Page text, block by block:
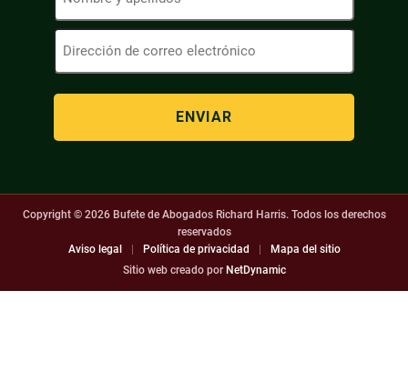
apellidos
de
correo
Copyright © 2026Bufete de Abogados Richard Harris. Todos los derechos
reservados
Aviso legal
Política de privacidad
Mapa del sitio
Sitio web creado por NetDynamic